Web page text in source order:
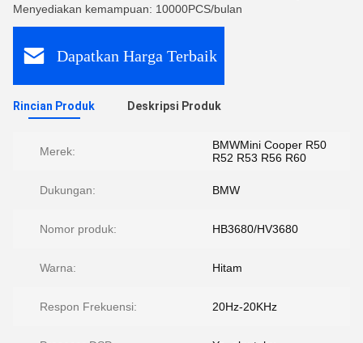
Menyediakan kemampuan: 10000PCS/bulan
Dapatkan Harga Terbaik
Rincian Produk Deskripsi Produk
Merek:
BMWMini Cooper R50
R52 R53 R56 R60
Dukungan: BMW
Nomor produk: HB3680/HV3680
Warna: Hitam
Respon Frekuensi: 20Hz-20KHz